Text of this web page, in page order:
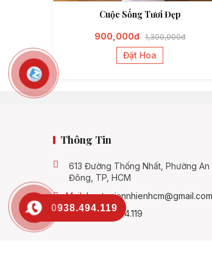
Cuộc Sống Tươi Đẹp
900,000đ 1,300,000đ
Đặt Hoa
Thông Tin
613 Đường Thống Nhất, Phường An
Đông, TP, HCM
Mail: hoatuoiannhienhcm@gmail.com
SĐT: 0938.494.119
0938.494.119